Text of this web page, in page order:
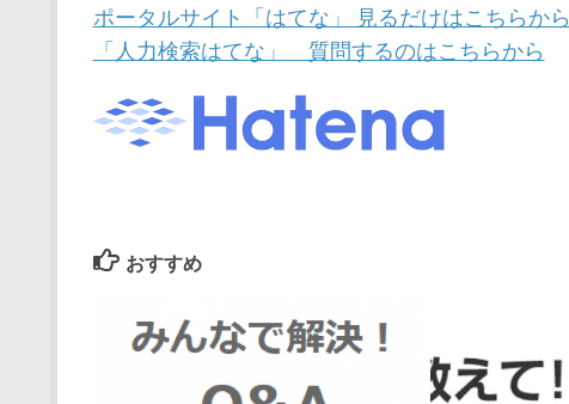
ポータルサイト「はてな」 見るだけはこちらから
「人力検索はてな」 質問するのはこちらから
おすすめ